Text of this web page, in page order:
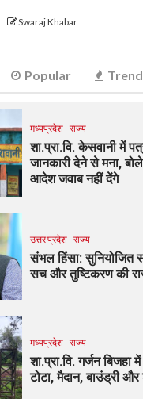
Swaraj Khabar
Popular
मध्यप्रदेश राज्य
शा.प्रा.वि. केसवानी में
जानकारी देने से मना,
आदेश जवाब नहीं देंगे
उत्तर प्रदेश राज्य
संभल हिंसा: सुनियोजित
सच और तुष्टिकरण की
मध्यप्रदेश राज्य
शा.प्रा.वि. गर्जन बिजहा
टोटा, मैदान, बाउंड्री